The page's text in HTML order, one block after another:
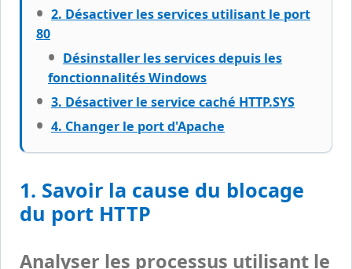
2. Désactiver les services utilisant le port
80
Désinstaller les services depuis les
fonctionnalités Windows
3. Désactiver le service caché HTTP.SYS
4. Changer le port d'Apache
1. Savoir la cause du blocage
du port HTTP
Analyser les processus utilisant le